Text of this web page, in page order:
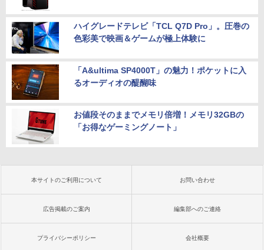
ハイグレードテレビ「TCL Q7D Pro」。圧巻の
色彩美で映画＆ゲームが極上体験に
「A&ultima SP4000T」の魅力！ポケットに入
るオーディオの醍醐味
お値段そのままでメモリ倍増！メモリ32GBの
「お得なゲーミングノート」
本サイトのご利用について お問い合わせ
広告掲載のご案内 編集部へのご連絡
プライバシーポリシー 会社概要